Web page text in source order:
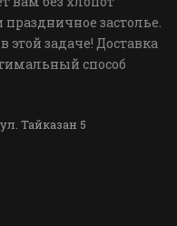
застолье.
задаче! Доставка
способ
Тайказан 5